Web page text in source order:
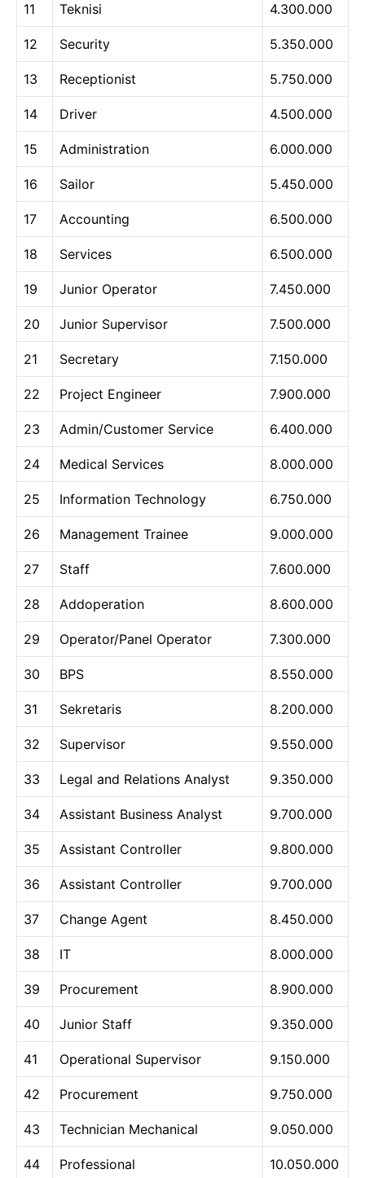
11 Teknisi 4.300.000
12 Security 5.350.000
13 Receptionist 5.750.000
14 Driver 4.500.000
15 Administration 6.000.000
16 Sailor 5.450.000
17 Accounting 6.500.000
18 Services 6.500.000
19 Junior Operator 7.450.000
20 Junior Supervisor 7.500.000
21 Secretary 7.150.000
22 Project Engineer 7.900.000
23 Admin/Customer Service 6.400.000
24 Medical Services 8.000.000
25 Information Technology 6.750.000
26 Management Trainee 9.000.000
27 Staff 7.600.000
28 Addoperation 8.600.000
29 Operator/Panel Operator 7.300.000
30 BPS 8.550.000
31 Sekretaris 8.200.000
32 Supervisor 9.550.000
33 Legal and Relations Analyst 9.350.000
34 Assistant Business Analyst 9.700.000
35 Assistant Controller 9.800.000
36 Assistant Controller 9.700.000
37 Change Agent 8.450.000
38 IT 8.000.000
39 Procurement 8.900.000
40 Junior Staff 9.350.000
41 Operational Supervisor 9.150.000
42 Procurement 9.750.000
43 Technician Mechanical 9.050.000
44 Professional 10.050.000